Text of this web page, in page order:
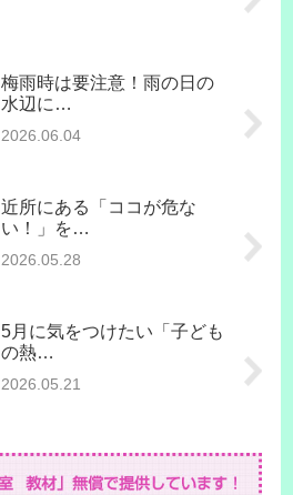
梅雨時は要注意！雨の日の
水辺に…
2026.06.04
近所にある「ココが危な
い！」を…
2026.05.28
5月に気をつけたい「子ども
の熱…
2026.05.21